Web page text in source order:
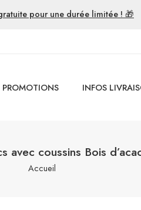
pour une durée limitée ! 🎁
PROMOTIONS INFOS
avec coussins Bois
Accueil